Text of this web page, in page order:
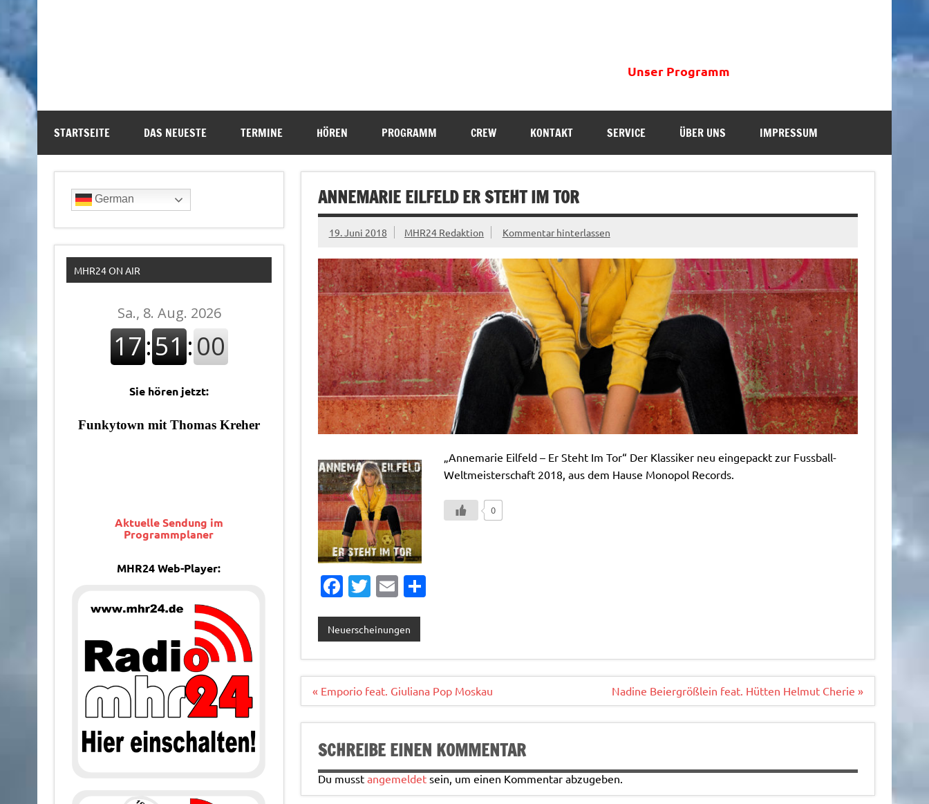
Unser Programm
STARTSEITE DAS NEUESTE TERMINE HÖREN PROGRAMM CREW KONTAKT SERVICE ÜBER UNS IMPRESSUM
ANNEMARIE EILFELD ER STEHT IM TOR
19. Juni 2018 MHR24 Redaktion Kommentar hinterlassen
„Annemarie Eilfeld – Er Steht Im Tor“ Der Klassiker neu eingepackt zur Fussball-
Weltmeisterschaft 2018, aus dem Hause Monopol Records.
0
Fa
e
b
o
o
k
T
it
te
r
E
ai
l
T
n
Neuerscheinungen
Beitragsnavigation
« Emporio feat. Giuliana Pop Moskau Nadine Beiergrößlein feat. Hütten Helmut Cherie »
SCHREIBE EINEN KOMMENTAR
Du musst angemeldetsein, um einen Kommentar abzugeben.
German
MHR24 ON AIR
Sie hören jetzt:
Aktuelle Sendung im
Programmplaner
MHR24 Web-Player: